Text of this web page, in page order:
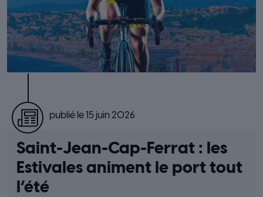
publié le 15 juin 2026
Saint-Jean-Cap-Ferrat : les
Estivales animent le port tout
l’été